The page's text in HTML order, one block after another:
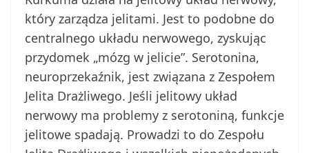
który zarządza jelitami. Jest to podobne do
centralnego układu nerwowego, zyskując
przydomek „mózg w jelicie”. Serotonina,
neuroprzekaźnik, jest związana z Zespołem
Jelita Drażliwego. Jeśli jelitowy układ
nerwowy ma problemy z serotoniną, funkcje
jelitowe spadają. Prowadzi to do Zespołu